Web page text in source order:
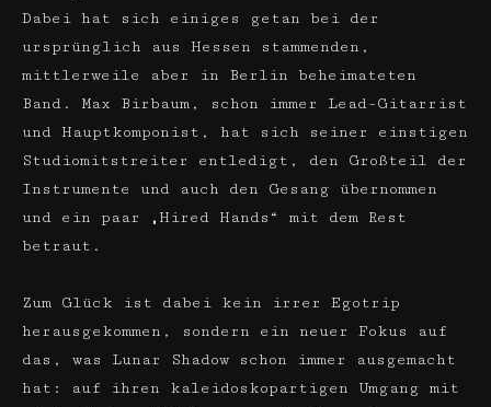
Dabei hat sich einiges getan bei der
ursprünglich aus Hessen stammenden,
mittlerweile aber in Berlin beheimateten
Band. Max Birbaum, schon immer Lead-Gitarrist
und Hauptkomponist, hat sich seiner einstigen
Studiomitstreiter entledigt, den Großteil der
Instrumente und auch den Gesang übernommen
und ein paar „Hired Hands“ mit dem Rest
betraut.
Zum Glück ist dabei kein irrer Egotrip
herausgekommen, sondern ein neuer Fokus auf
das, was Lunar Shadow schon immer ausgemacht
hat: auf ihren kaleidoskopartigen Umgang mit